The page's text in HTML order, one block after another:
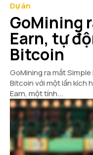
Dự án
GoMining
Earn, tự
Bitcoin
GoMining ra mắt
Bitcoin với một lần kích
Earn, một tính...